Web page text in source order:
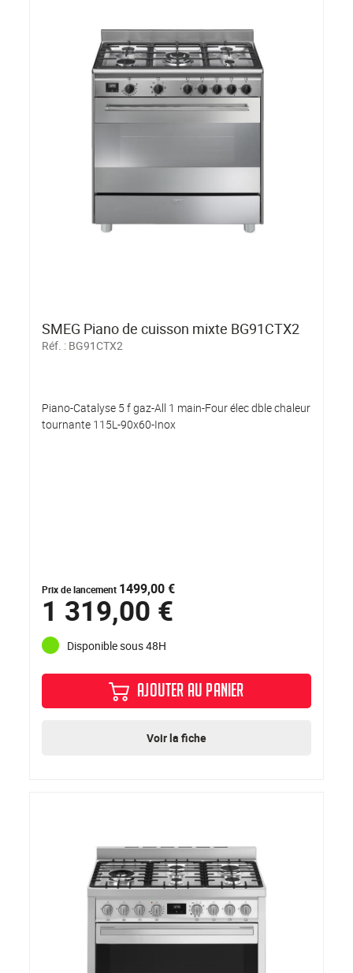
SMEG Piano de cuisson mixte BG91CTX2
Réf. : BG91CTX2
Piano-Catalyse 5 f gaz-All 1 main-Four élec dble chaleur
tournante 115L-90x60-Inox
Prix de lancement 1499,00 €
1 319,00 €
Disponible sous 48H
AJOUTER AU PANIER
Voir la fiche